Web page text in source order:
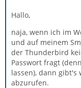
Hallo,
naja, wenn ich im
und auf meinem
der Thunderbird
Passwort fragt
lassen), dann gibt's
abzurufen.